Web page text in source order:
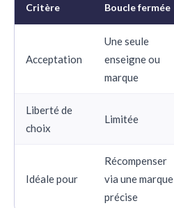
Critère Boucle fermée
Acceptation
Une seule
enseigne ou
marque
Liberté de
choix
Limitée
Idéale pour
Récompenser
via une marque
précise